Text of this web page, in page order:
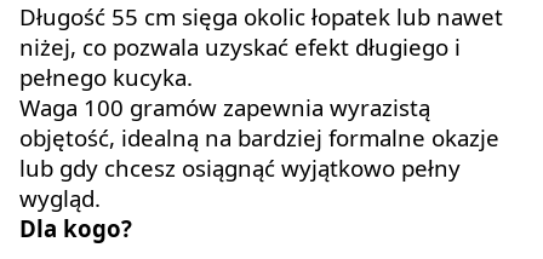
Długość 55 cm sięga okolic łopatek lub nawet
niżej, co pozwala uzyskać efekt długiego i
pełnego kucyka.
Waga 100 gramów zapewnia wyrazistą
objętość, idealną na bardziej formalne okazje
lub gdy chcesz osiągnąć wyjątkowo pełny
wygląd.
Dla kogo?